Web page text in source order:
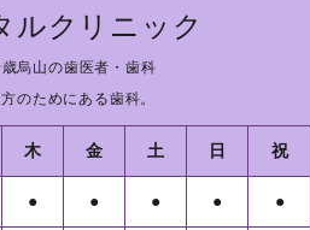
ルクリニック
烏山の歯医者・歯科
のためにある歯科。
木 金 土 日 祝
● ● ● ● ●